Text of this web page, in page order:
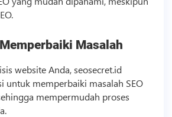
Masalah
website Anda, seosecret.id
untuk memperbaiki masalah SEO
mempermudah proses